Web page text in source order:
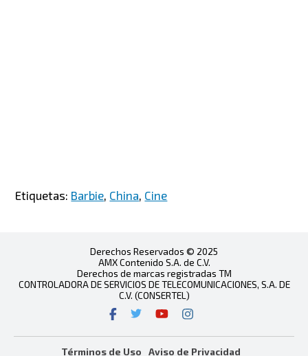
Etiquetas: Barbie China Cine
Derechos Reservados © 2025
AMX Contenido S.A. de C.V.
Derechos de marcas registradas TM
CONTROLADORA DE SERVICIOS DE TELECOMUNICACIONES, S.A. DE
C.V. (CONSERTEL)
Términos de Uso Aviso de Privacidad